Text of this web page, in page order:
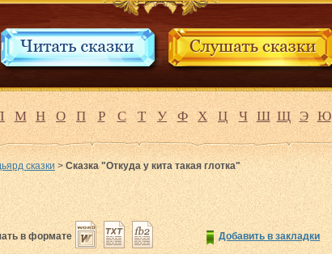
М Н О П Р С Т У Ф Х Ц Ч Ш Щ Э Ю
сказки>Сказка "Откуда у кита такая глотка"
Добавить в закладки
в формате